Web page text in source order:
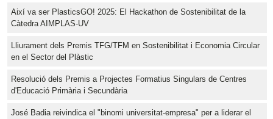
Així va ser PlasticsGO! 2025: El Hackathon de Sostenibilitat de la
Càtedra AIMPLAS-UV
Lliurament dels Premis TFG/TFM en Sostenibilitat i Economia Circular
en el Sector del Plàstic
Resolució dels Premis a Projectes Formatius Singulars de Centres
d'Educació Primària i Secundària
José Badia reivindica el "binomi universitat-empresa" per a liderar el